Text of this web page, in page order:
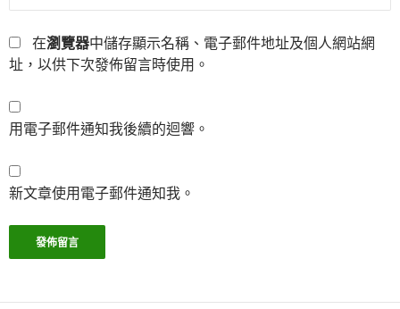
在瀏覽器中儲存顯示名稱、電子郵件地址及個人網站網
址，以供下次發佈留言時使用。
用電子郵件通知我後續的迴響。
新文章使用電子郵件通知我。